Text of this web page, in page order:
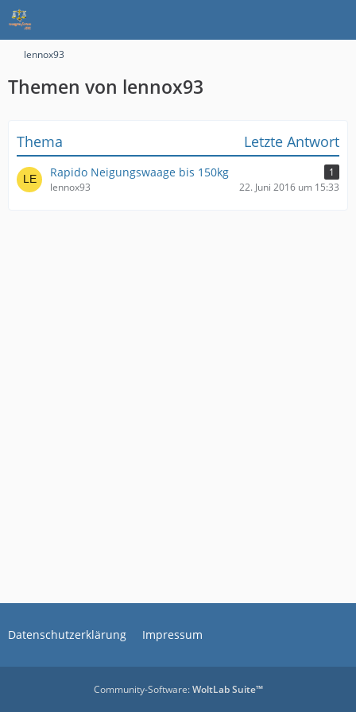
lennox93
Themen von lennox93
Thema Letzte Antwort
Rapido Neigungswaage bis 150kg
1
lennox93
22. Juni 2016 um 15:33
Datenschutzerklärung Impressum
Community-Software:WoltLab Suite™